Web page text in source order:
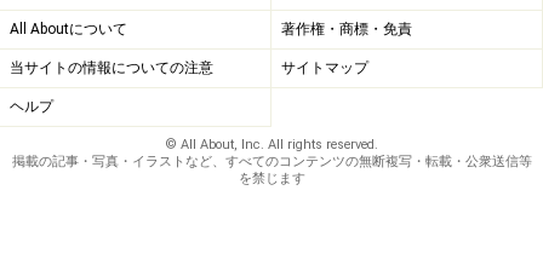
All Aboutについて 著作権・商標・免責
当サイトの情報についての注意 サイトマップ
ヘルプ
© All About, Inc. All rights reserved.
掲載の記事・写真・イラストなど、すべてのコンテンツの無断複写・転載・公衆送信等
を禁じます